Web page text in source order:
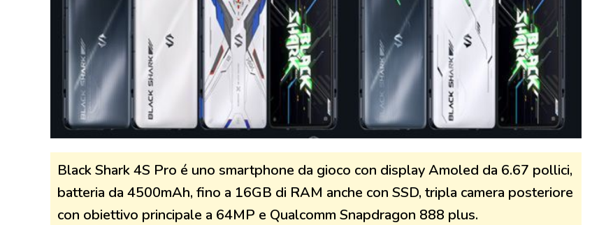
Black Shark 4S Pro é uno smartphone da gioco con display Amoled da 6.67 pollici,
batteria da 4500mAh, fino a 16GB di RAM anche con SSD, tripla camera posteriore
con obiettivo principale a 64MP e Qualcomm Snapdragon 888 plus.